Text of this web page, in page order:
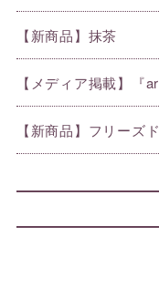
【新商品】抹茶
【メディア掲載】『
【新商品】フリーズ